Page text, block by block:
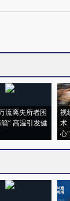
流离失所者困
” 高温引发健
视
术
心